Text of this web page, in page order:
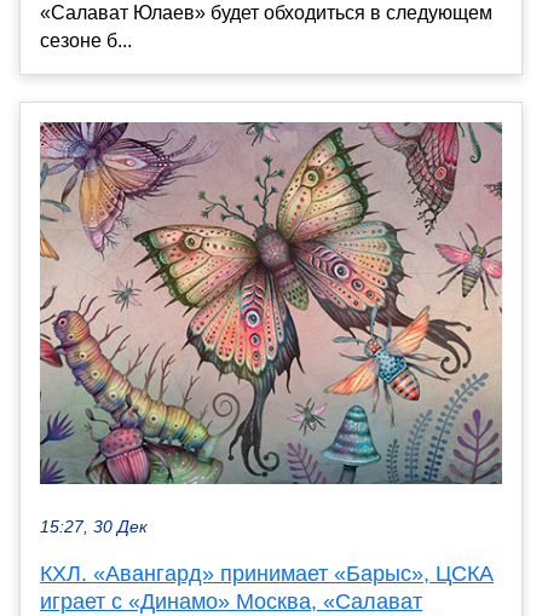
«Салават Юлаев» будет обходиться в следующем
сезоне б...
15:27, 30 Дек
КХЛ. «Авангард» принимает «Барыс», ЦСКА
играет с «Динамо» Москва, «Салават